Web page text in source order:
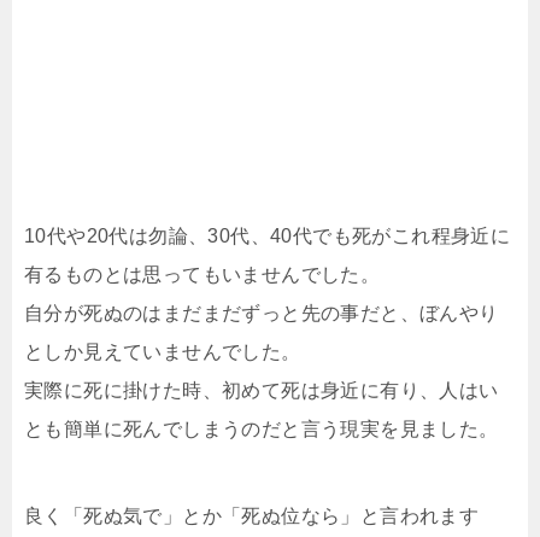
10代や20代は勿論、30代、40代でも死がこれ程身近に
有るものとは思ってもいませんでした。
自分が死ぬのはまだまだずっと先の事だと、ぼんやり
としか見えていませんでした。
実際に死に掛けた時、初めて死は身近に有り、人はい
とも簡単に死んでしまうのだと言う現実を見ました。
良く「死ぬ気で」とか「死ぬ位なら」と言われます